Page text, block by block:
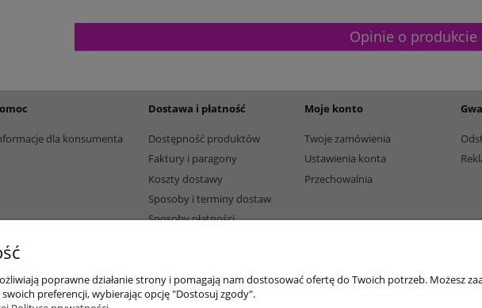
Opinie o produkcie
dla konsumenta
Dostawa i płatność
Dostępność produktów
Faktury i paragony
Koszty dostawy
Sposoby i terminy dostaw
Sposoby płatności
Moje konto
Twoje zamówienia
Ustawienia konta
Przechowalnia
poprawne działanie strony i pomagają nam dostosować ofertę do Twoich potrzeb. Możesz
preferencji, wybierając opcję "Dostosuj zgody".